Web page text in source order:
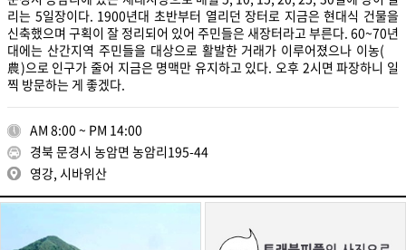
리는 5일장이다. 1900년대 초반부터 열리던 장터로 지금은 현대식 건물을
신축했으며 구획이 잘 정리되어 있어 주민들은 새장터라고 부른다. 60~70년
대에는 산간지역 주민들을 대상으로 활발한 거래가 이루어졌으나 이농(離
農)으로 인구가 줄어 지금은 명맥만 유지하고 있다. 오후 2시면 파장하니 일
찍 방문하는 게 좋겠다.
AM 8:00 ~ PM 14:00
경북 문경시 농암면 농암리195-44
영강, 시바위산